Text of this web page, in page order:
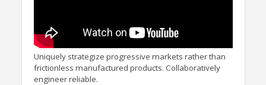
Uniquely strategize progressive markets rather than
frictionless manufactured products. Collaboratively
engineer reliable.